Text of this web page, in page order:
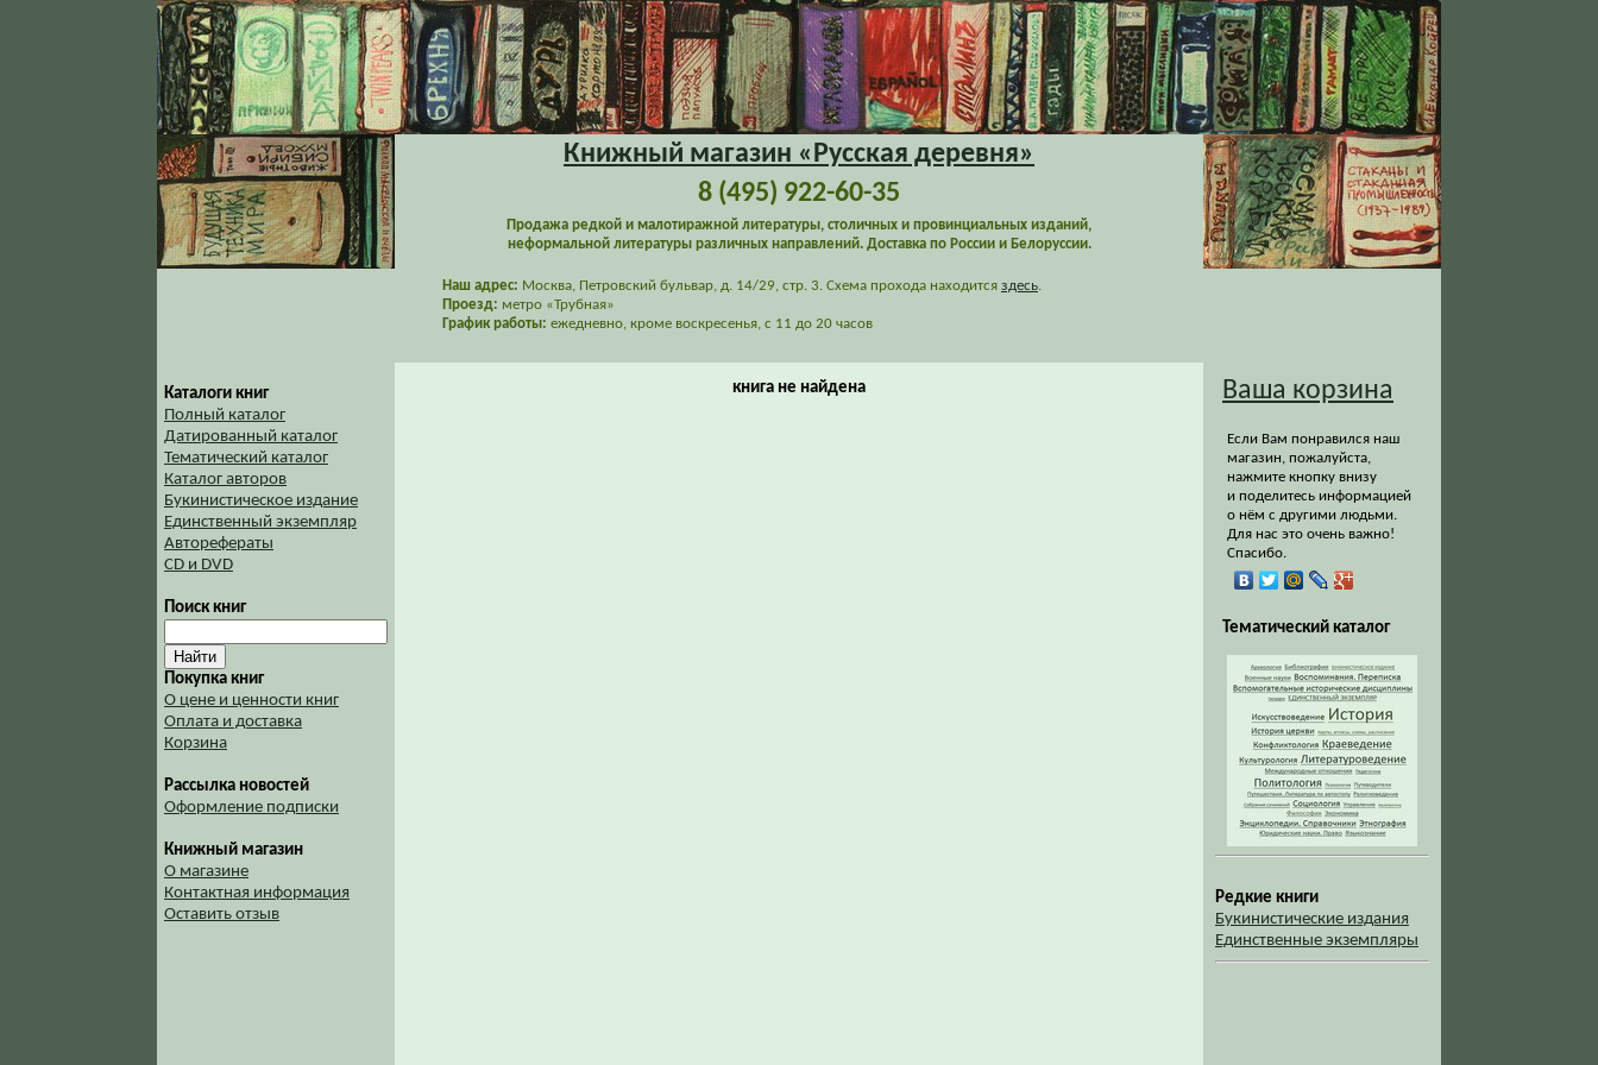
Книжный магазин «Русская деревня»
8 (495) 922-60-35
Продажа редкой и малотиражной литературы, столичных и провинциальных изданий,
неформальной литературы различных направлений. Доставка по России и Белоруссии.
Наш адрес: Москва, Петровский бульвар, д. 14/29, стр. 3. Схема прохода находится здесь.
Проезд: метро «Трубная»
График работы: ежедневно, кроме воскресенья, с 11 до 20 часов
Каталоги книг
Полный каталог
Датированный каталог
Тематический каталог
Каталог авторов
Букинистическое издание
Единственный экземпляр
Авторефераты
CD и DVD
Поиск книг
Покупка книг
О цене и ценности книг
Оплата и доставка
Корзина
Рассылка новостей
Оформление подписки
Книжный магазин
О магазине
Контактная информация
Оставить отзыв
книга не найдена Ваша корзина
Если Вам понравился наш
магазин, пожалуйста,
нажмите кнопку внизу
и поделитесь информацией
о нём с другими людьми.
Для нас это очень важно!
Спасибо.
Тематический каталог
Редкие книги
Букинистические издания
Единственные экземпляры